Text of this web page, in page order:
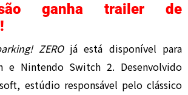
ganha trailer de
ZEROjá está disponível para
e Nintendo Switch 2. Desenvolvido
estúdio responsável pelo clássico